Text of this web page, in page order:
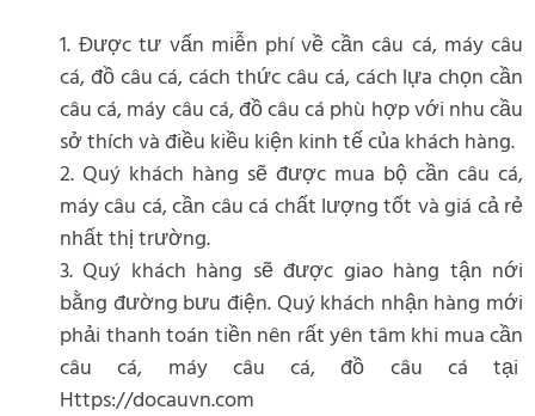
1. Được tư vấn miễn phí về cần câu cá, máy câu
cá, đồ câu cá, cách thức câu cá, cách lựa chọn cần
câu cá, máy câu cá, đồ câu cá phù hợp với nhu cầu
sở thích và điều kiều kiện kinh tế của khách hàng.
2. Quý khách hàng sẽ được mua bộ cần câu cá,
máy câu cá, cần câu cá chất lượng tốt và giá cả rẻ
nhất thị trường.
3. Quý khách hàng sẽ được giao hàng tận nới
bằng đường bưu điện. Quý khách nhận hàng mới
phải thanh toán tiền nên rất yên tâm khi mua cần
câu cá, máy câu cá, đồ câu cá tại
Https://docauvn.com